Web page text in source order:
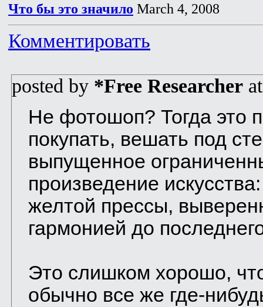
Что бы это значило March 4, 2008
Комментировать
posted by *Free Researcher
Не фотошоп? Тогда это
покупать, вешать под
выпущенное
произведение
желтой прессы,
гармонией до
Это слишком хорошо,
обычно все же где-